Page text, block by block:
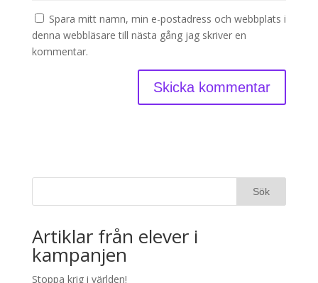
Spara mitt namn, min e-postadress och webbplats i
denna webbläsare till nästa gång jag skriver en
kommentar.
Artiklar från elever i
kampanjen
Stoppa krig i världen!